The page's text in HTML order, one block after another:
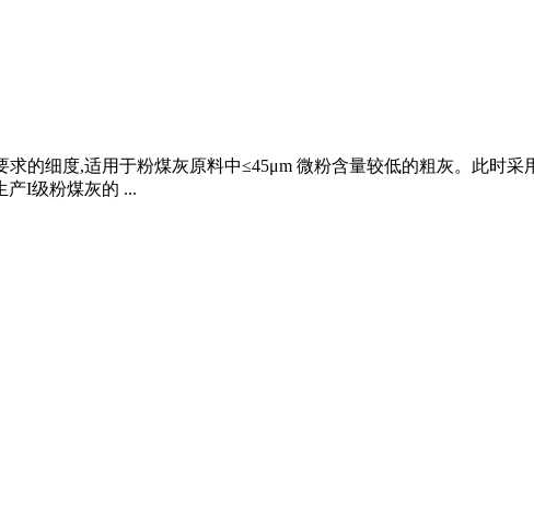
的细度,适用于粉煤灰原料中≤45μm 微粉含量较低的粗灰。此时
产I级粉煤灰的 ...